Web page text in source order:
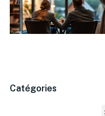
Catégories